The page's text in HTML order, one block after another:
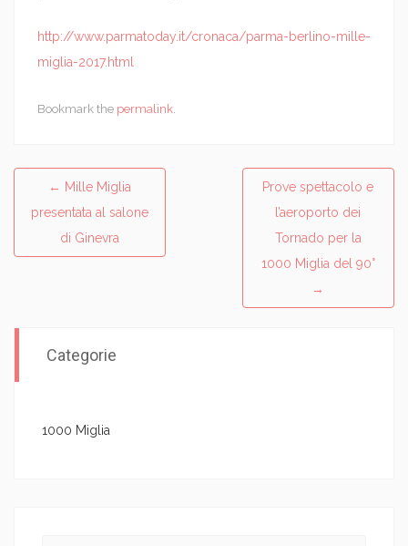
http://www.parmatoday.it/cronaca/parma-berlino-mille-
miglia-2017.html
Bookmark the permalink
Post navigation
← Mille Miglia
presentata al salone
di Ginevra
Prove spettacolo e
l’aeroporto dei
Tornado per la
1000 Miglia del 90°
→
Categorie
1000 Miglia